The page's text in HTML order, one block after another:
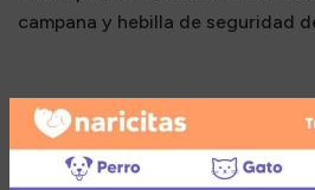
campana y hebilla de seguridad
Imágenes referenciales
Colores y diseños sujetos a